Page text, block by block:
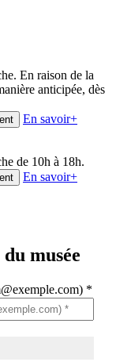
En raison de la
anticipée, dès
En savoir+
de 10h à 18h.
En savoir+
musée
*